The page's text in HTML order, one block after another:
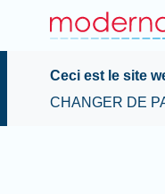
Ceci est le site
CHANGER DE